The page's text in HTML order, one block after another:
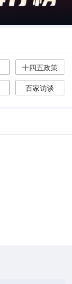
十四五政策
百家访谈